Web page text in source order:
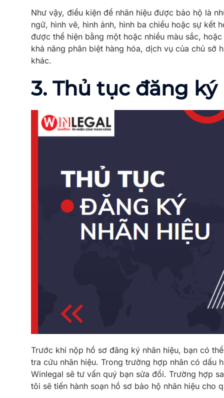
Như vậy, điều kiện để nhãn hiệu được bảo hộ là
ngữ, hình vẽ, hình ảnh, hình ba chiều hoặc sự kết
được thể hiện bằng một hoặc nhiều màu sắc,
khả năng phân biệt hàng hóa, dịch vụ của chủ sở
khác.
3. Thủ tục đăng
Trước khi nộp hồ sơ đăng ký nhãn hiệu, bạn có
tra cứu nhãn hiệu. Trong trường hợp nhãn có dấu
Winlegal sẽ tư vấn quý bạn sửa đổi. Trường hợp
tôi sẽ tiến hành soạn hồ sơ bảo hộ nhãn hiệu cho